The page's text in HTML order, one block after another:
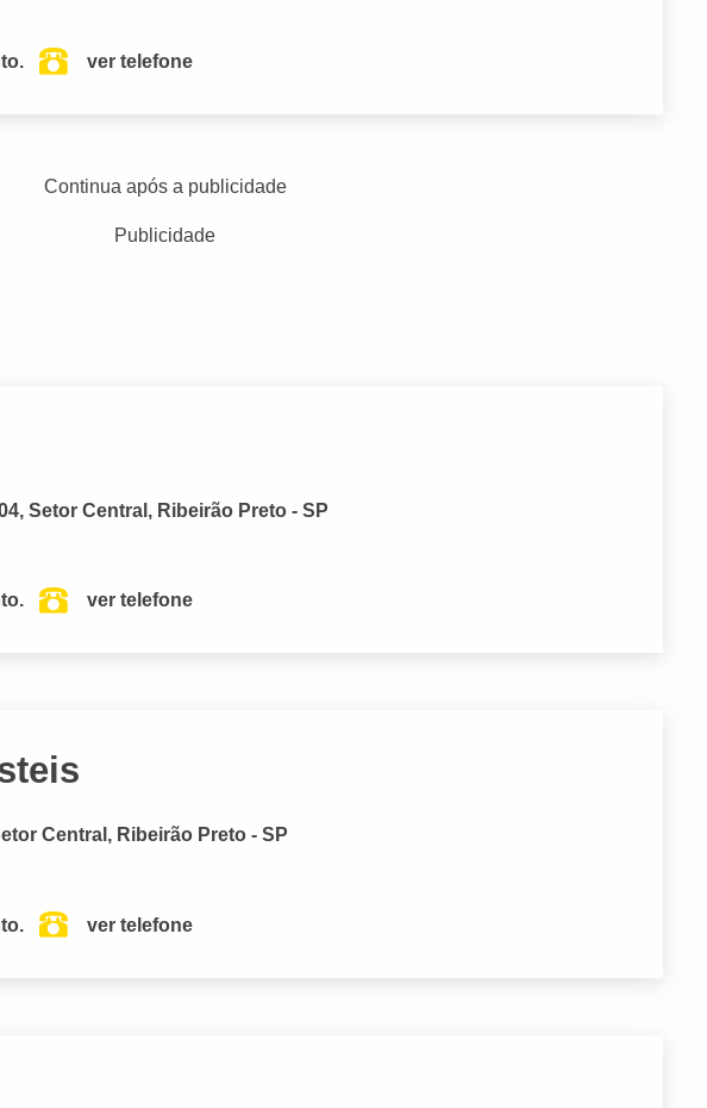
ver telefone
Continua após a publicidade
Publicidade
Setor Central, Ribeirão Preto - SP
ver telefone
Central, Ribeirão Preto - SP
ver telefone